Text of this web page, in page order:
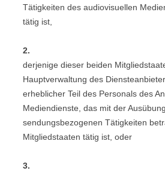
Tätigkeiten des audiovisuellen
tätig ist,
2.
derjenige dieser beiden
Hauptverwaltung des
erheblicher Teil des Personals des
Mediendienste, das mit der
sendungsbezogenen Tätigkeiten
Mitgliedstaaten tätig ist, oder
3.